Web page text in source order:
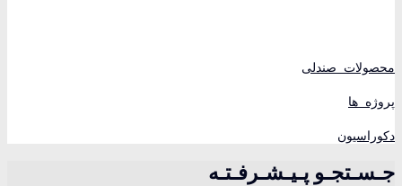
محصولات صندلی
پروژه ها
دکوراسیون
جـسـتجـو پـیـشـرفـتـه